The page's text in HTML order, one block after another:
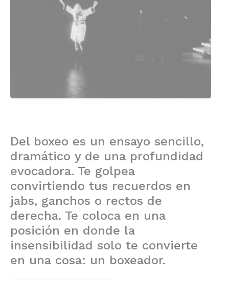
Del boxeo es un ensayo sencillo,
dramático y de una profundidad
evocadora. Te golpea
convirtiendo tus recuerdos en
jabs, ganchos o rectos de
derecha. Te coloca en una
posición en donde la
insensibilidad solo te convierte
en una cosa: un boxeador.